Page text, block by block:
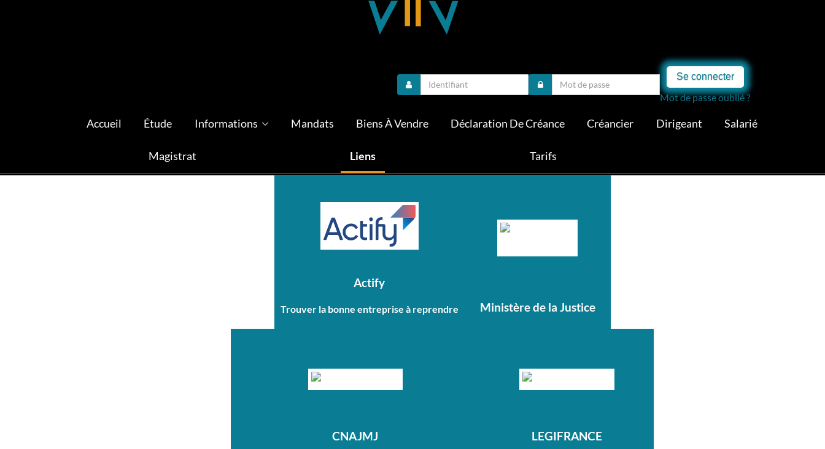
Se connecter
Mot de passe oublié ?
Accueil Étude Informations Mandats Biens À Vendre Déclaration De Créance Créancier Dirigeant Salarié
Magistrat Liens Tarifs
Actify
Trouver la bonne entreprise à reprendre Ministère de la Justice
CNAJMJ LEGIFRANCE